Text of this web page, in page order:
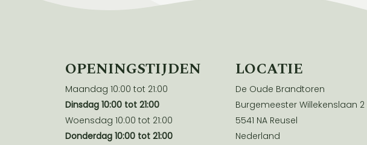
OPENINGSTIJDEN
Maandag 10:00 tot 21:00
Dinsdag 10:00 tot 21:00
Woensdag 10:00 tot 21:00
Donderdag 10:00 tot 21:00
LOCATIE
De Oude Brandtoren
Burgemeester Willekenslaan 2
5541 NA Reusel
Nederland